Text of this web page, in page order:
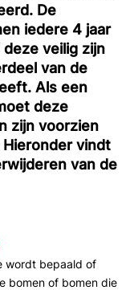
De
iedere 4 jaar
veilig zijn
van de
Als een
deze
zijn voorzien
vindt
van de
wordt bepaald of
bomen of bomen die